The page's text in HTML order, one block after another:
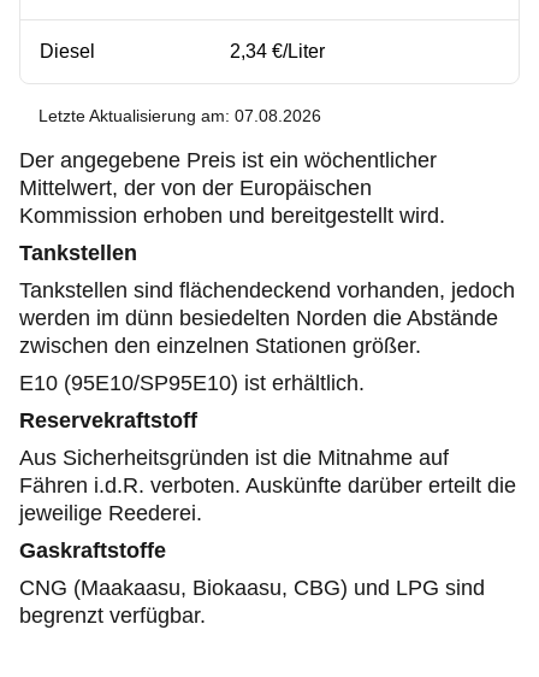
Diesel 2,34 €/Liter
Letzte Aktualisierung am: 07.08.2026
Der angegebene Preis ist ein wöchentlicher
Mittelwert, der von der Europäischen
Kommission erhoben und bereitgestellt wird.
Tankstellen
Tankstellen sind flächendeckend vorhanden, jedoch
werden im dünn besiedelten Norden die Abstände
zwischen den einzelnen Stationen größer.
E10 (95E10/SP95E10) ist erhältlich.
Reservekraftstoff
Aus Sicherheitsgründen ist die Mitnahme auf
Fähren i.d.R. verboten. Auskünfte darüber erteilt die
jeweilige Reederei.
Gaskraftstoffe
CNG (Maakaasu, Biokaasu, CBG) und LPG sind
begrenzt verfügbar.